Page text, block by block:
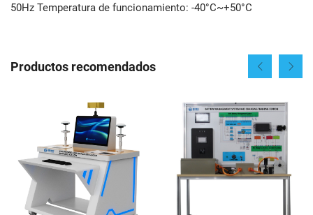
50Hz Temperatura de funcionamiento: -40°C~+50°C
Productos recomendados